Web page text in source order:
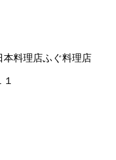
本料理店ふぐ料理店